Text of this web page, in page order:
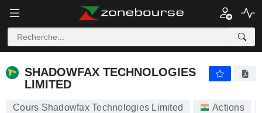
SHADOWFAX TECHNOLOGIES
LIMITED
Cours Shadowfax Technologies Limited Actions